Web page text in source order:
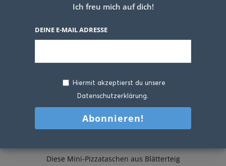
Diese Mini-Pizzataschen aus Blätterteig
Ich freu mich auf dich!
DEINE E-MAIL ADRESSE
Hiermit akzeptierst du unsere
Datenschutzerklärung.